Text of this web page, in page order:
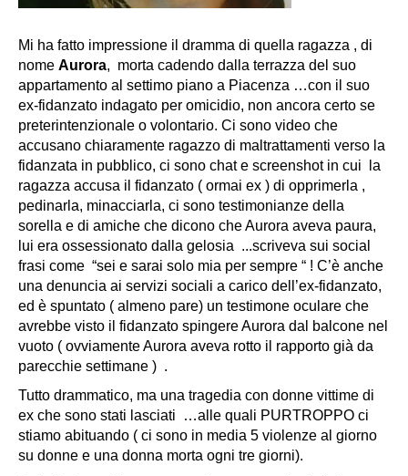
Mi ha fatto impressione il dramma di quella ragazza , di
nome Aurora, morta cadendo dalla terrazza del suo
appartamento al settimo piano a Piacenza …con il suo
ex-fidanzato indagato per omicidio, non ancora certo se
preterintenzionale o volontario. Ci sono video che
accusano chiaramente ragazzo di maltrattamenti verso la
fidanzata in pubblico, ci sono chat e screenshot in cui la
ragazza accusa il fidanzato ( ormai ex ) di opprimerla ,
pedinarla, minacciarla, ci sono testimonianze della
sorella e di amiche che dicono che Aurora aveva paura,
lui era ossessionato dalla gelosia ...scriveva sui social
frasi come “sei e sarai solo mia per sempre “ ! C’è anche
una denuncia ai servizi sociali a carico dell’ex-fidanzato,
ed è spuntato ( almeno pare) un testimone oculare che
avrebbe visto il fidanzato spingere Aurora dal balcone nel
vuoto ( ovviamente Aurora aveva rotto il rapporto già da
parecchie settimane ) .
Tutto drammatico, ma una tragedia con donne vittime di
ex che sono stati lasciati …alle quali PURTROPPO ci
stiamo abituando ( ci sono in media 5 violenze al giorno
su donne e una donna morta ogni tre giorni).